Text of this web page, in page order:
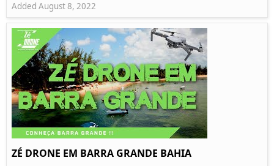
Added August 8, 2022
ZÉ DRONE EM BARRA GRANDE BAHIA